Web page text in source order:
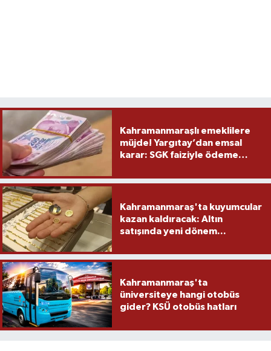
Kahramanmaraşlı emeklilere
müjde! Yargıtay’dan emsal
karar: SGK faiziyle ödeme
Kahramanmaraş'ta kuyumcular
kazan kaldıracak: Altın
satışında yeni dönem...
Kahramanmaraş'ta
üniversiteye hangi otobüs
gider? KSÜ otobüs hatları